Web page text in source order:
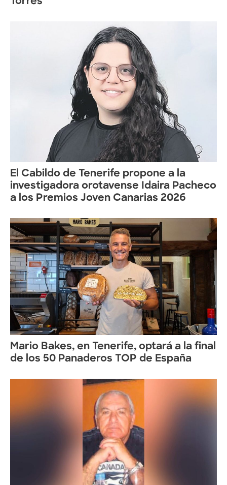
El Cabildo de Tenerife propone a la
investigadora orotavense Idaira Pacheco
a los Premios Joven Canarias 2026
Mario Bakes, en Tenerife, optará a la final
de los 50 Panaderos TOP de España